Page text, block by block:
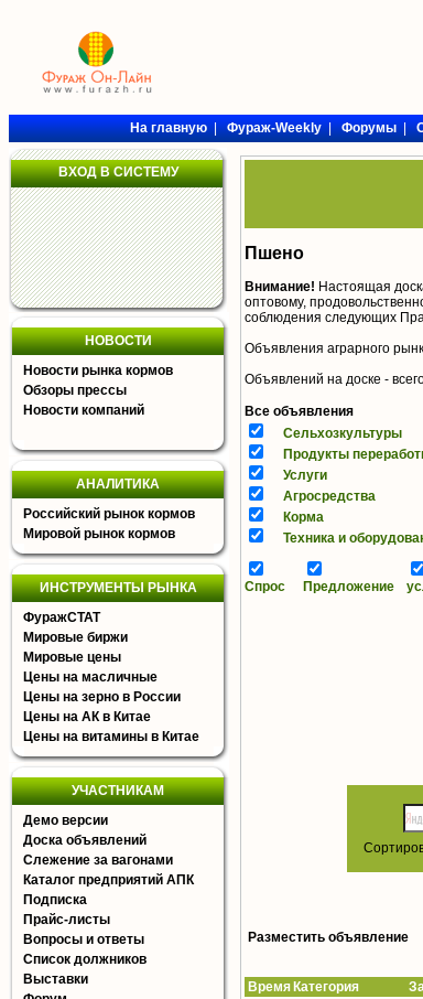
На главную|Фураж-Weekly|Форумы|
ВХОД В СИСТЕМУ
НОВОСТИ
Новости рынка кормов
Обзоры прессы
Новости компаний
АНАЛИТИКА
Российский рынок кормов
Мировой рынок кормов
ИНСТРУМЕНТЫ РЫНКА
ФуражСТАТ
Мировые биржи
Мировые цены
Цены на масличные
Цены на зерно в России
Цены на АК в Китае
Цены на витамины в Китае
УЧАСТНИКАМ
Демо версии
Доска объявлений
Слежение за вагонами
Каталог предприятий АПК
Подписка
Прайс-листы
Вопросы и ответы
Список должников
Выставки
Пшено
Внимание! Настоящая
оптовому,
соблюдения следующих
Объявления аграрного
Объявлений на доске -
Все объявления
Сельхозкультуры
Продукты
Услуги
Агросредства
Корма
Техника и
Спрос Предложение
Разместить объявление
Время Категория